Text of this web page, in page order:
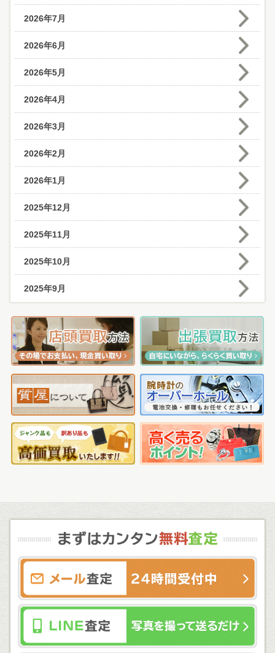
2026年7月
2026年6月
2026年5月
2026年4月
2026年3月
2026年2月
2026年1月
2025年12月
2025年11月
2025年10月
2025年9月